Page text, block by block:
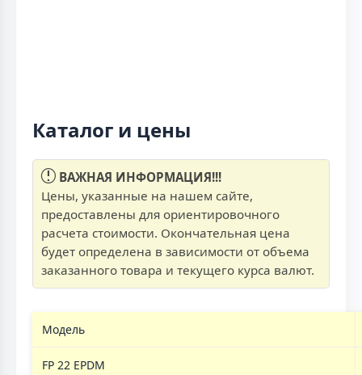
Каталог и цены
ВАЖНАЯ ИНФОРМАЦИЯ!!!
Цены, указанные на нашем сайте,
предоставлены для ориентировочного
расчета стоимости. Окончательная цена
будет определена в зависимости от объема
заказанного товара и текущего курса валют.
Модель
FP 22 EPDM